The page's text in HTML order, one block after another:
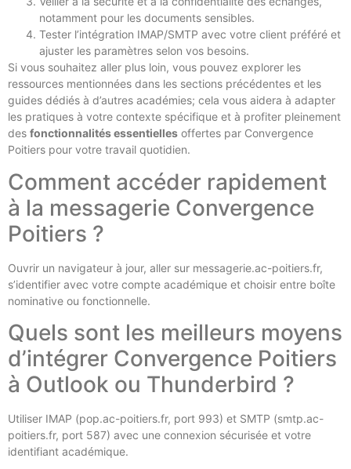
notamment pour les documents sensibles.
Tester l’intégration IMAP/SMTP avec votre client préféré et
ajuster les paramètres selon vos besoins.
Si vous souhaitez aller plus loin, vous pouvez explorer les
ressources mentionnées dans les sections précédentes et les
guides dédiés à d’autres académies; cela vous aidera à adapter
les pratiques à votre contexte spécifique et à profiter pleinement
des fonctionnalités essentielles offertes par Convergence
Poitiers pour votre travail quotidien.
Comment accéder rapidement
à la messagerie Convergence
Poitiers ?
Ouvrir un navigateur à jour, aller sur messagerie.ac-poitiers.fr,
s’identifier avec votre compte académique et choisir entre boîte
nominative ou fonctionnelle.
Quels sont les meilleurs moyens
d’intégrer Convergence Poitiers
à Outlook ou Thunderbird ?
Utiliser IMAP (pop.ac-poitiers.fr, port 993) et SMTP (smtp.ac-
poitiers.fr, port 587) avec une connexion sécurisée et votre
identifiant académique.